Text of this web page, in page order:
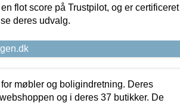
flot score på Trustpilot, og er certificeret
deres udvalg.
møbler og boligindretning. Deres
og i deres 37 butikker. De